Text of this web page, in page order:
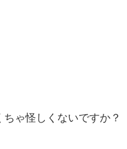
ゃ怪しくないですか？